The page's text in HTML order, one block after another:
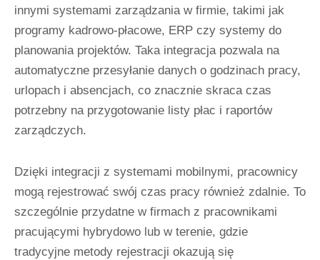
innymi systemami zarządzania w firmie, takimi jak
programy kadrowo-płacowe, ERP czy systemy do
planowania projektów. Taka integracja pozwala na
automatyczne przesyłanie danych o godzinach pracy,
urlopach i absencjach, co znacznie skraca czas
potrzebny na przygotowanie listy płac i raportów
zarządczych.
Dzięki integracji z systemami mobilnymi, pracownicy
mogą rejestrować swój czas pracy również zdalnie. To
szczególnie przydatne w firmach z pracownikami
pracującymi hybrydowo lub w terenie, gdzie
tradycyjne metody rejestracji okazują się